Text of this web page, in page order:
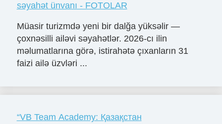
səyahət ünvanı - FOTOLAR
Müasir turizmdə yeni bir dalğa yüksəlir —
çoxnəsilli ailəvi səyahətlər. 2026-cı ilin
məlumatlarına görə, istirahətə çıxanların 31
faizi ailə üzvləri ...
“VB Team Academy: Қазақстан